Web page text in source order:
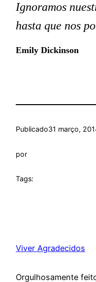
Ignoramos
hasta que nos
Emily Dickinson
Publicado31 março,
por
Tags:
Viver Agradecidos
Orgulhosamente